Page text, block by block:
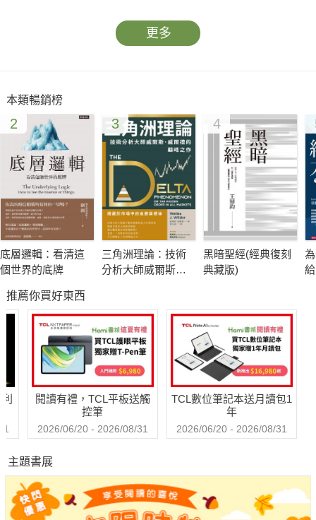
「五年後聰明人在談的事，歐萊禮現在就能預料到。」
AI、雲端平台、區塊鏈等科技趨勢正席捲全球，所有我們認
知的世界樣貌都在改變。新科技正在顛覆舊市場，有時你什麼都
沒錯，就輸在見解與能力不夠新。
數度引領網路發展趨勢，催生開放原始碼、Web2.0之父、
時代推進者歐萊禮第一本給大眾的重磅力作，親授一套思考未來
的工具，教你把眼光從主流技術轉移到處於邊緣的創新者、探索
已身處未來的人如何想別人所不敢想的，以及最重要的保持開放
心態，幫助你看到以下趨勢，建立開創價值的全新能力，在AI時
▎新工作力3大改變 完全解讀
‧從被科技取代到與科技協作，具備一流數位素養是未來人
才的條件。
‧從學以致用到用以致學，高學力比高學歷更能持續擴展你
的技能。
問題做起，非典型創業讓工作重新變酷；我們還有許多重要的事
要做，不怕沒工作。
▎新商業力3大亮點 一次掌握
更多
本類暢銷榜
2
底層邏輯：看清這
個世界的底牌
3
三角洲理論：技術
分析大師威爾斯．
4
黑暗聖經(經典復刻
典藏版)
推薦你買好東西
閱讀有禮，TCL平板送觸
控筆
2026/06/20 - 2026/08/31
TCL數位筆記本送月讀包1
年
2026/06/20 - 2026/08/31
主題書展